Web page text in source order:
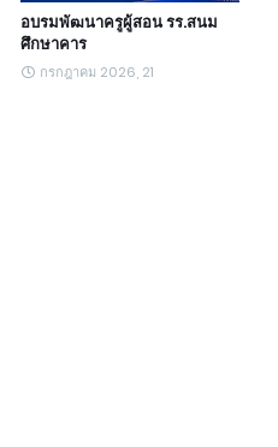
อบรมพัฒนาครูผู้สอน รร.สนม
ศึกษาคาร
กรกฎาคม 2026, 21